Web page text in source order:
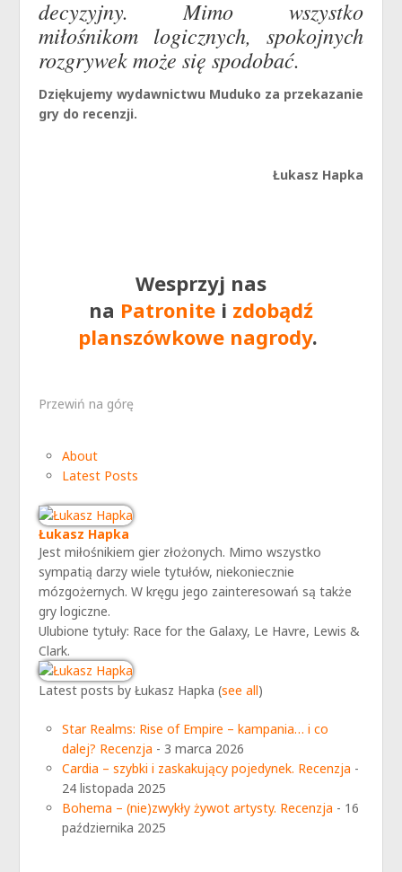
decyzyjny. Mimo wszystko
miłośnikom logicznych, spokojnych
rozgrywek może się spodobać.
Dziękujemy wydawnictwu Muduko za przekazanie
gry do recenzji.
Łukasz Hapka
Wesprzyj nas
na Patronitei zdobądź
planszówkowe nagrody.
Przewiń na górę
About
Latest Posts
Łukasz Hapka
Jest miłośnikiem gier złożonych. Mimo wszystko
sympatią darzy wiele tytułów, niekoniecznie
mózgożernych. W kręgu jego zainteresowań są także
gry logiczne.
Ulubione tytuły: Race for the Galaxy, Le Havre, Lewis &
Clark.
Latest posts by Łukasz Hapka (see all)
Star Realms: Rise of Empire – kampania… i co
dalej? Recenzja - 3 marca 2026
Cardia – szybki i zaskakujący pojedynek. Recenzja -
24 listopada 2025
Bohema – (nie)zwykły żywot artysty. Recenzja - 16
października 2025